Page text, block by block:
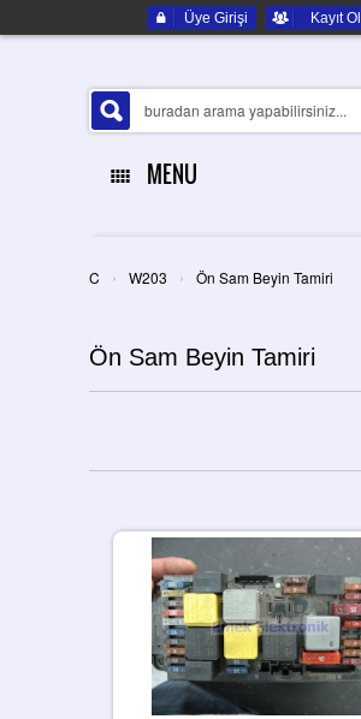
Üye Girişi Kayıt Ol
MENU
ELEKTRONIK YEDEK PARÇA
C › W203 › Ön Sam Beyin Tamiri
Ön Sam Beyin Tamiri